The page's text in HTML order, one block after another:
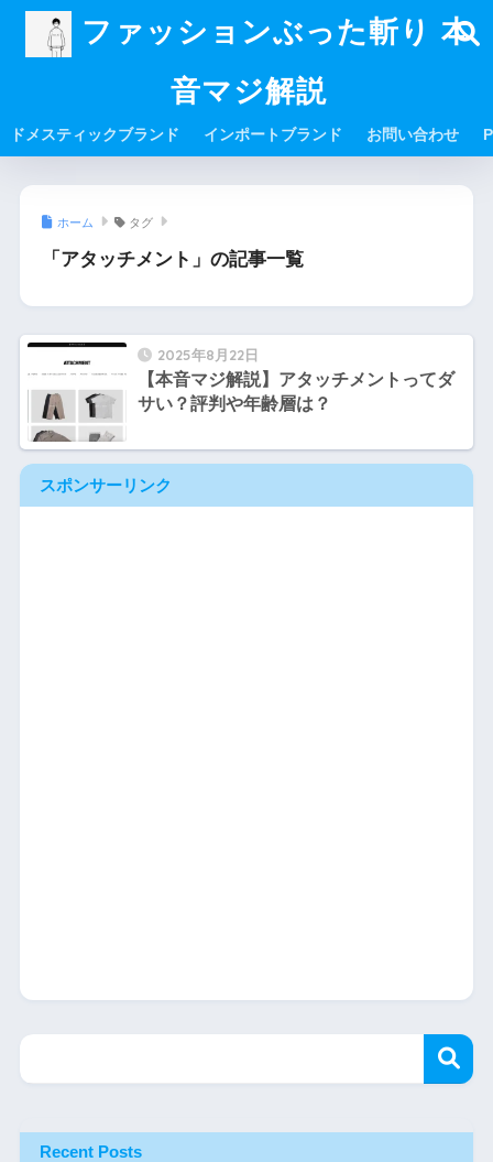
ファッションぶった斬り 本
音マジ解説
ドメスティックブランド インポートブランド お問い合わせ
ホーム タグ
「アタッチメント」の記事一覧
2025年8月22日
【本音マジ解説】アタッチメントってダ
サい？評判や年齢層は？
スポンサーリンク
Recent Posts